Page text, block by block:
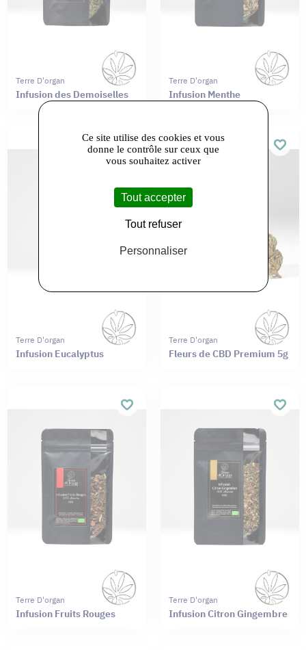
Terre D'organ
Infusion des Demoiselles
Terre D'organ
Infusion Menthe
Terre D'organ
Infusion Eucalyptus
Terre D'organ
Fleurs de CBD Premium 5g
Terre D'organ
Infusion Fruits Rouges
Terre D'organ
Infusion Citron Gingembre
Ce site utilise des cookies et vous
donne le contrôle sur ceux que
vous souhaitez activer
Tout accepter
Tout refuser
Personnaliser